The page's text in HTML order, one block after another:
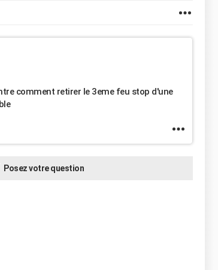
comment retirer le 3eme feu stop d'une
Posez votre question